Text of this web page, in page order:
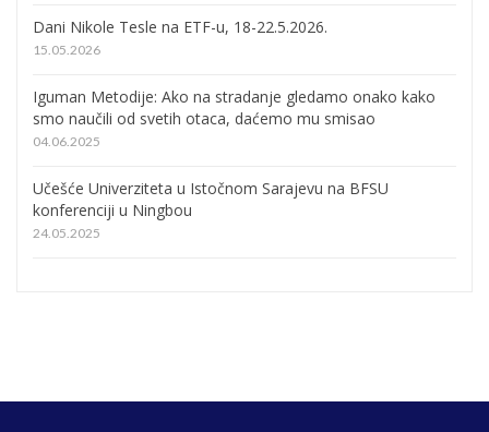
Dani Nikole Tesle na ETF-u, 18-22.5.2026.
15.05.2026
Iguman Metodije: Ako na stradanje gledamo onako kako
smo naučili od svetih otaca, daćemo mu smisao
04.06.2025
Učešće Univerziteta u Istočnom Sarajevu na BFSU
konferenciji u Ningbou
24.05.2025